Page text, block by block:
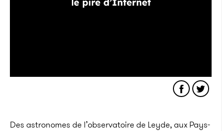
Des astronomes de l’observatoire de Leyde, aux Pays-